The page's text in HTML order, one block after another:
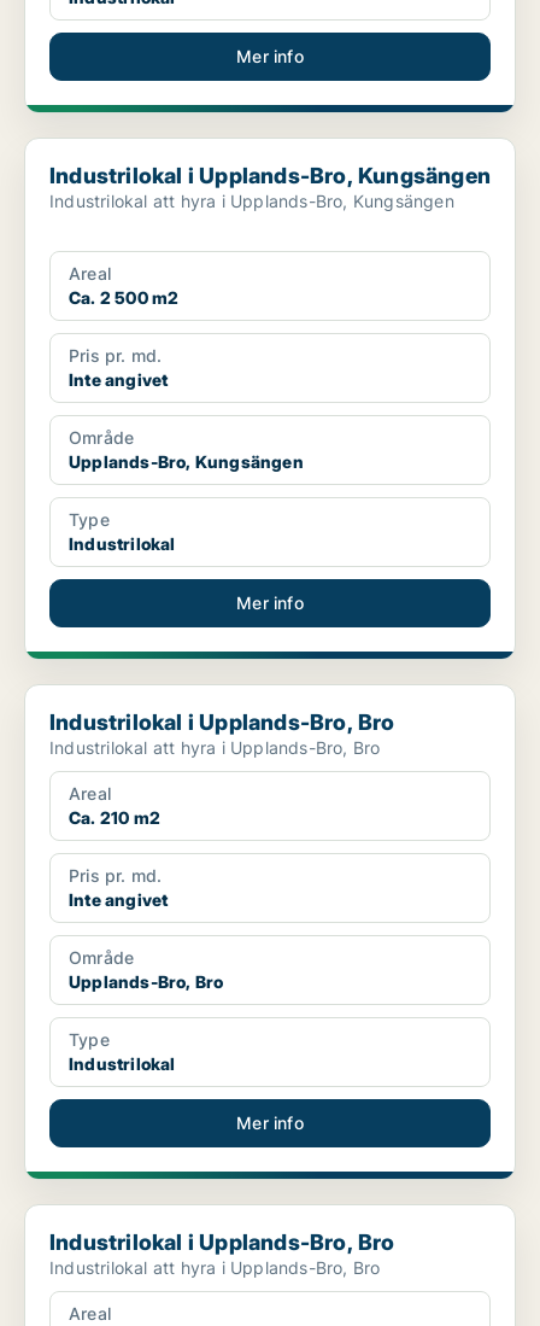
Mer info
Industrilokal i Upplands-Bro, Kungsängen
Industrilokal i Upplands-Bro, Kungsängen
Industrilokal att hyra i Upplands-Bro, Kungsängen
Areal
Ca. 2 500 m2
Pris pr. md.
Inte angivet
Område
Upplands-Bro, Kungsängen
Type
Industrilokal
Mer info
Industrilokal i Upplands-Bro, Bro
Industrilokal i Upplands-Bro, Bro
Industrilokal att hyra i Upplands-Bro, Bro
Areal
Ca. 210 m2
Pris pr. md.
Inte angivet
Område
Upplands-Bro, Bro
Type
Industrilokal
Mer info
Industrilokal i Upplands-Bro, Bro
Industrilokal i Upplands-Bro, Bro
Industrilokal att hyra i Upplands-Bro, Bro
Areal